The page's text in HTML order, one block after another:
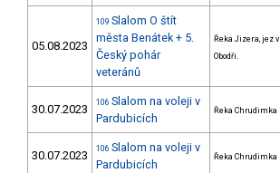
05.08.2023
109 Slalom O štít
města Benátek + 5.
Český pohár
veteránů
Řeka Jizera, jez v
Obodři.
30.07.2023 106 Slalom na voleji v
Pardubicích
Řeka Chrudimka
30.07.2023 106 Slalom na voleji v
Pardubicích
Řeka Chrudimka